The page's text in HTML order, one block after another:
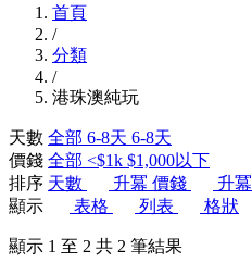
首頁
/
分類
/
港珠澳純玩
天數 全部 6-8天 6-8天
價錢 全部 <$1k $1,000以下
排序 天數 升冪 價錢 升冪
顯示
表格 列表 格狀
顯示 1 至 2 共 2 筆結果